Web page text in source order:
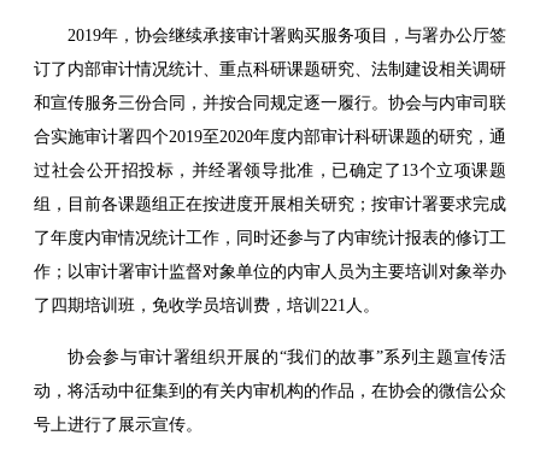
2019年，协会继续承接审计署购买服务项目，与署办公厅签
订了内部审计情况统计、重点科研课题研究、法制建设相关调研
和宣传服务三份合同，并按合同规定逐一履行。协会与内审司联
合实施审计署四个2019至2020年度内部审计科研课题的研究，通
过社会公开招投标，并经署领导批准，已确定了13个立项课题
组，目前各课题组正在按进度开展相关研究；按审计署要求完成
了年度内审情况统计工作，同时还参与了内审统计报表的修订工
作；以审计署审计监督对象单位的内审人员为主要培训对象举办
了四期培训班，免收学员培训费，培训221人。
协会参与审计署组织开展的“我们的故事”系列主题宣传活
动，将活动中征集到的有关内审机构的作品，在协会的微信公众
号上进行了展示宣传。